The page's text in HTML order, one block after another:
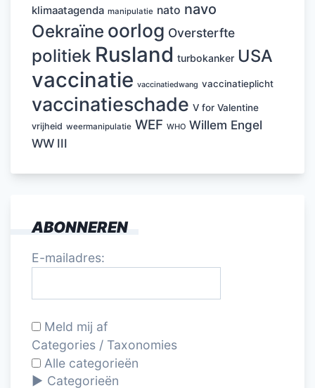
klimaatagenda manipulatie nato navo
Oekraïne oorlog Oversterfte
politiek Rusland turbokanker USA
vaccinatie vaccinatiedwang vaccinatieplicht
vaccinatieschade V for Valentine
vrijheid weermanipulatie WEF WHO Willem Engel
WW III
ABONNEREN
E-mailadres:
Meld mij af
Categories / Taxonomies
Alle categorieën
Categorieën